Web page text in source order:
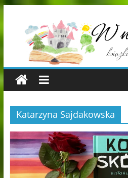
Katarzyna Sajdakowska